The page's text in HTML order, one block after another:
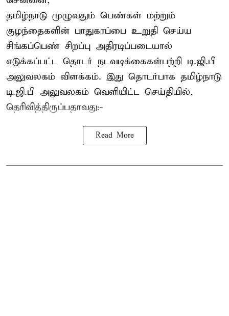
தமிழ்நாடு முழுவதும் பெண்கள் மற்றும்
குழந்தைகளின் பாதுகாப்பை உறுதி செய்ய
சிங்கப்பெண் சிறப்பு அதிரடிப்படையால்
எடுக்கப்பட்ட தொடர் நடவடிக்கைகள்பற்றி டி.ஜி.பி
அலுவலகம் விளக்கம். இது தொடர்பாக தமிழ்நாடு
டி.ஜி.பி அலுவலகம் வெளியிட்ட செய்தியில்,
தெரிவித்திருப்பதாவது:-
Read More